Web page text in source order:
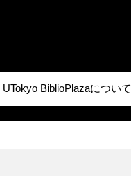
UTokyo BiblioPlazaについて